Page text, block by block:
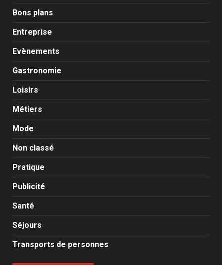
Bons plans
Entreprise
Evènements
Gastronomie
Loisirs
Métiers
Mode
Non classé
Pratique
Publicité
Santé
Séjours
Transports de personnes